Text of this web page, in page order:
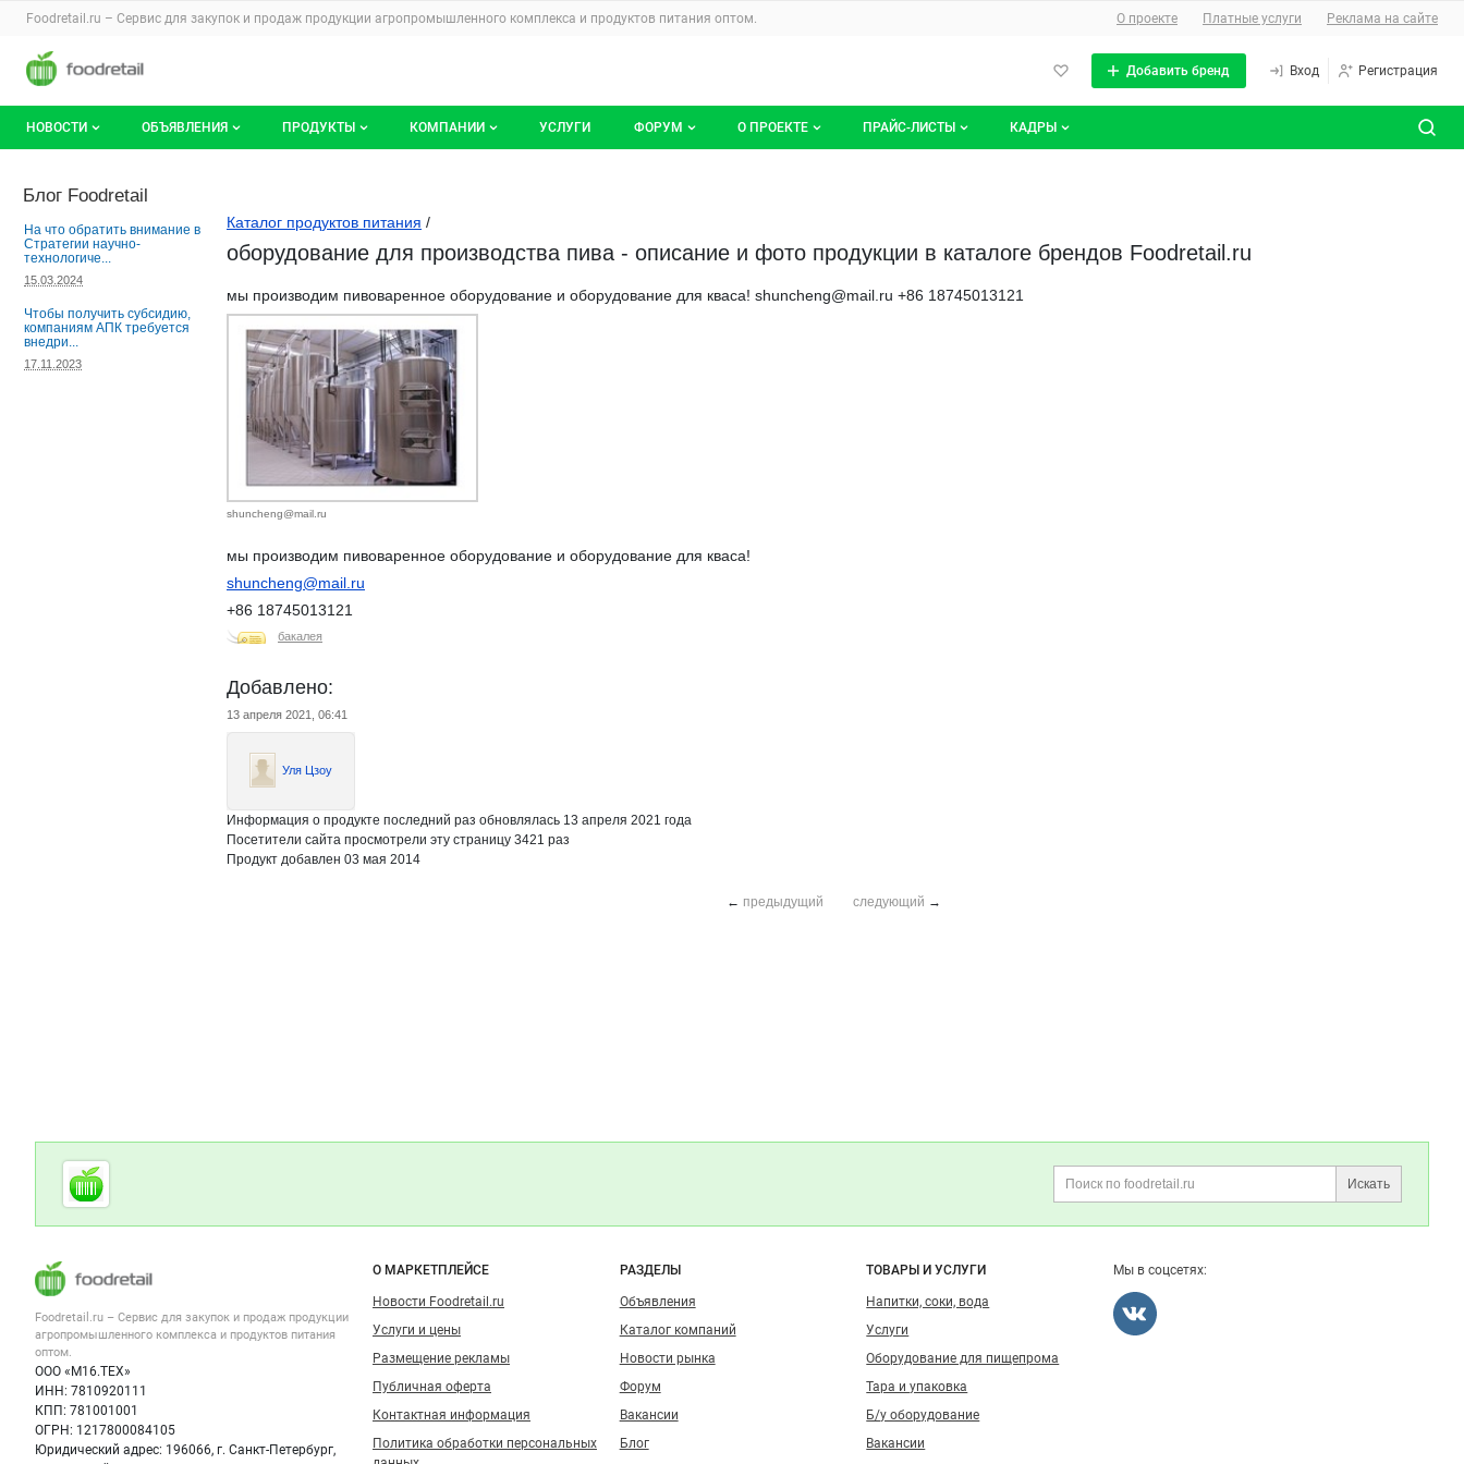
Раздел навигации по сайту foodretail.ru
Foodretail.ru – Сервис для закупок и продаж продукции агропромышленного комплекса и продуктов питания оптом. О сайте
О проекте Платные услуги Реклама на сайте
Авторизация и меню пользователя
Добавить бренд Вход Регистрация
Навигация по разделам сайта foodretail.ru
НОВОСТИ
Документы
ОБЪЯВЛЕНИЯ
Мои объявления
ПРОДУКТЫ
Продукты питания
Мои продукты и напитки
КОМПАНИИ
Каталог компаний
Премиум размещение
УСЛУГИ ФОРУМ
С моим участием
О ПРОЕКТЕ
О проекте
ПРАЙС-ЛИСТЫ КАДРЫ
Каталог продуктов питания /
оборудование для производства пива - описание и фото продукции в каталоге брендов Foodretail.ru
мы производим пивоваренное оборудование и оборудование для кваса! shuncheng@mail.ru +86 18745013121
shuncheng@mail.ru
мы производим пивоваренное оборудование и оборудование для кваса!
shuncheng@mail.ru
+86 18745013121
бакалея
Добавлено:
13 апреля 2021, 06:41
Уля Цзоу
Информация о продукте последний раз обновлялась 13 апреля 2021 года
Посетители сайта просмотрели эту страницу 3421 раз
Продукт добавлен 03 мая 2014
← предыдущий следующий →
Блог Foodretail
На что обратить внимание в
Стратегии научно-
технологиче...
15.03.2024
Чтобы получить субсидию,
компаниям АПК требуется
внедри...
17.11.2023
Дополнительная информация
Искать
Cсылки на полезные проекты
Foodretail.ru
— продукты
Важные разделы и контакты
Foodretail.ru – Сервис для закупок и продаж продукции
агропромышленного комплекса и продуктов питания
оптом.
ООО «М16.ТЕХ»
ИНН: 7810920111
КПП: 781001001
ОГРН: 1217800084105
Юридический адрес: 196066, г. Санкт-Петербург,
Навигация по сайту
О МАРКЕТПЛЕЙСЕ
Новости Foodretail.ru
Услуги и цены
Размещение рекламы
Публичная оферта
Контактная информация
Политика обработки персональных
РАЗДЕЛЫ
Объявления
Каталог компаний
Новости рынка
Форум
Вакансии
Блог
ТОВАРЫ И УСЛУГИ
Напитки, соки, вода
Услуги
Оборудование для пищепрома
Тара и упаковка
Б/у оборудование
Вакансии
Мы в соцсетях: